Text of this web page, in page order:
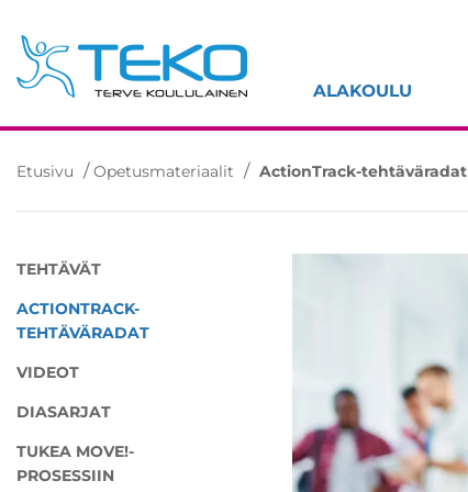
sisältöön
ALAKOULU
Etusivu /Opetusmateriaalit / ActionTrack-tehtäväradat
TEHTÄVÄT
ACTIONTRACK-
TEHTÄVÄRADAT
VIDEOT
DIASARJAT
TUKEA MOVE!-
PROSESSIIN